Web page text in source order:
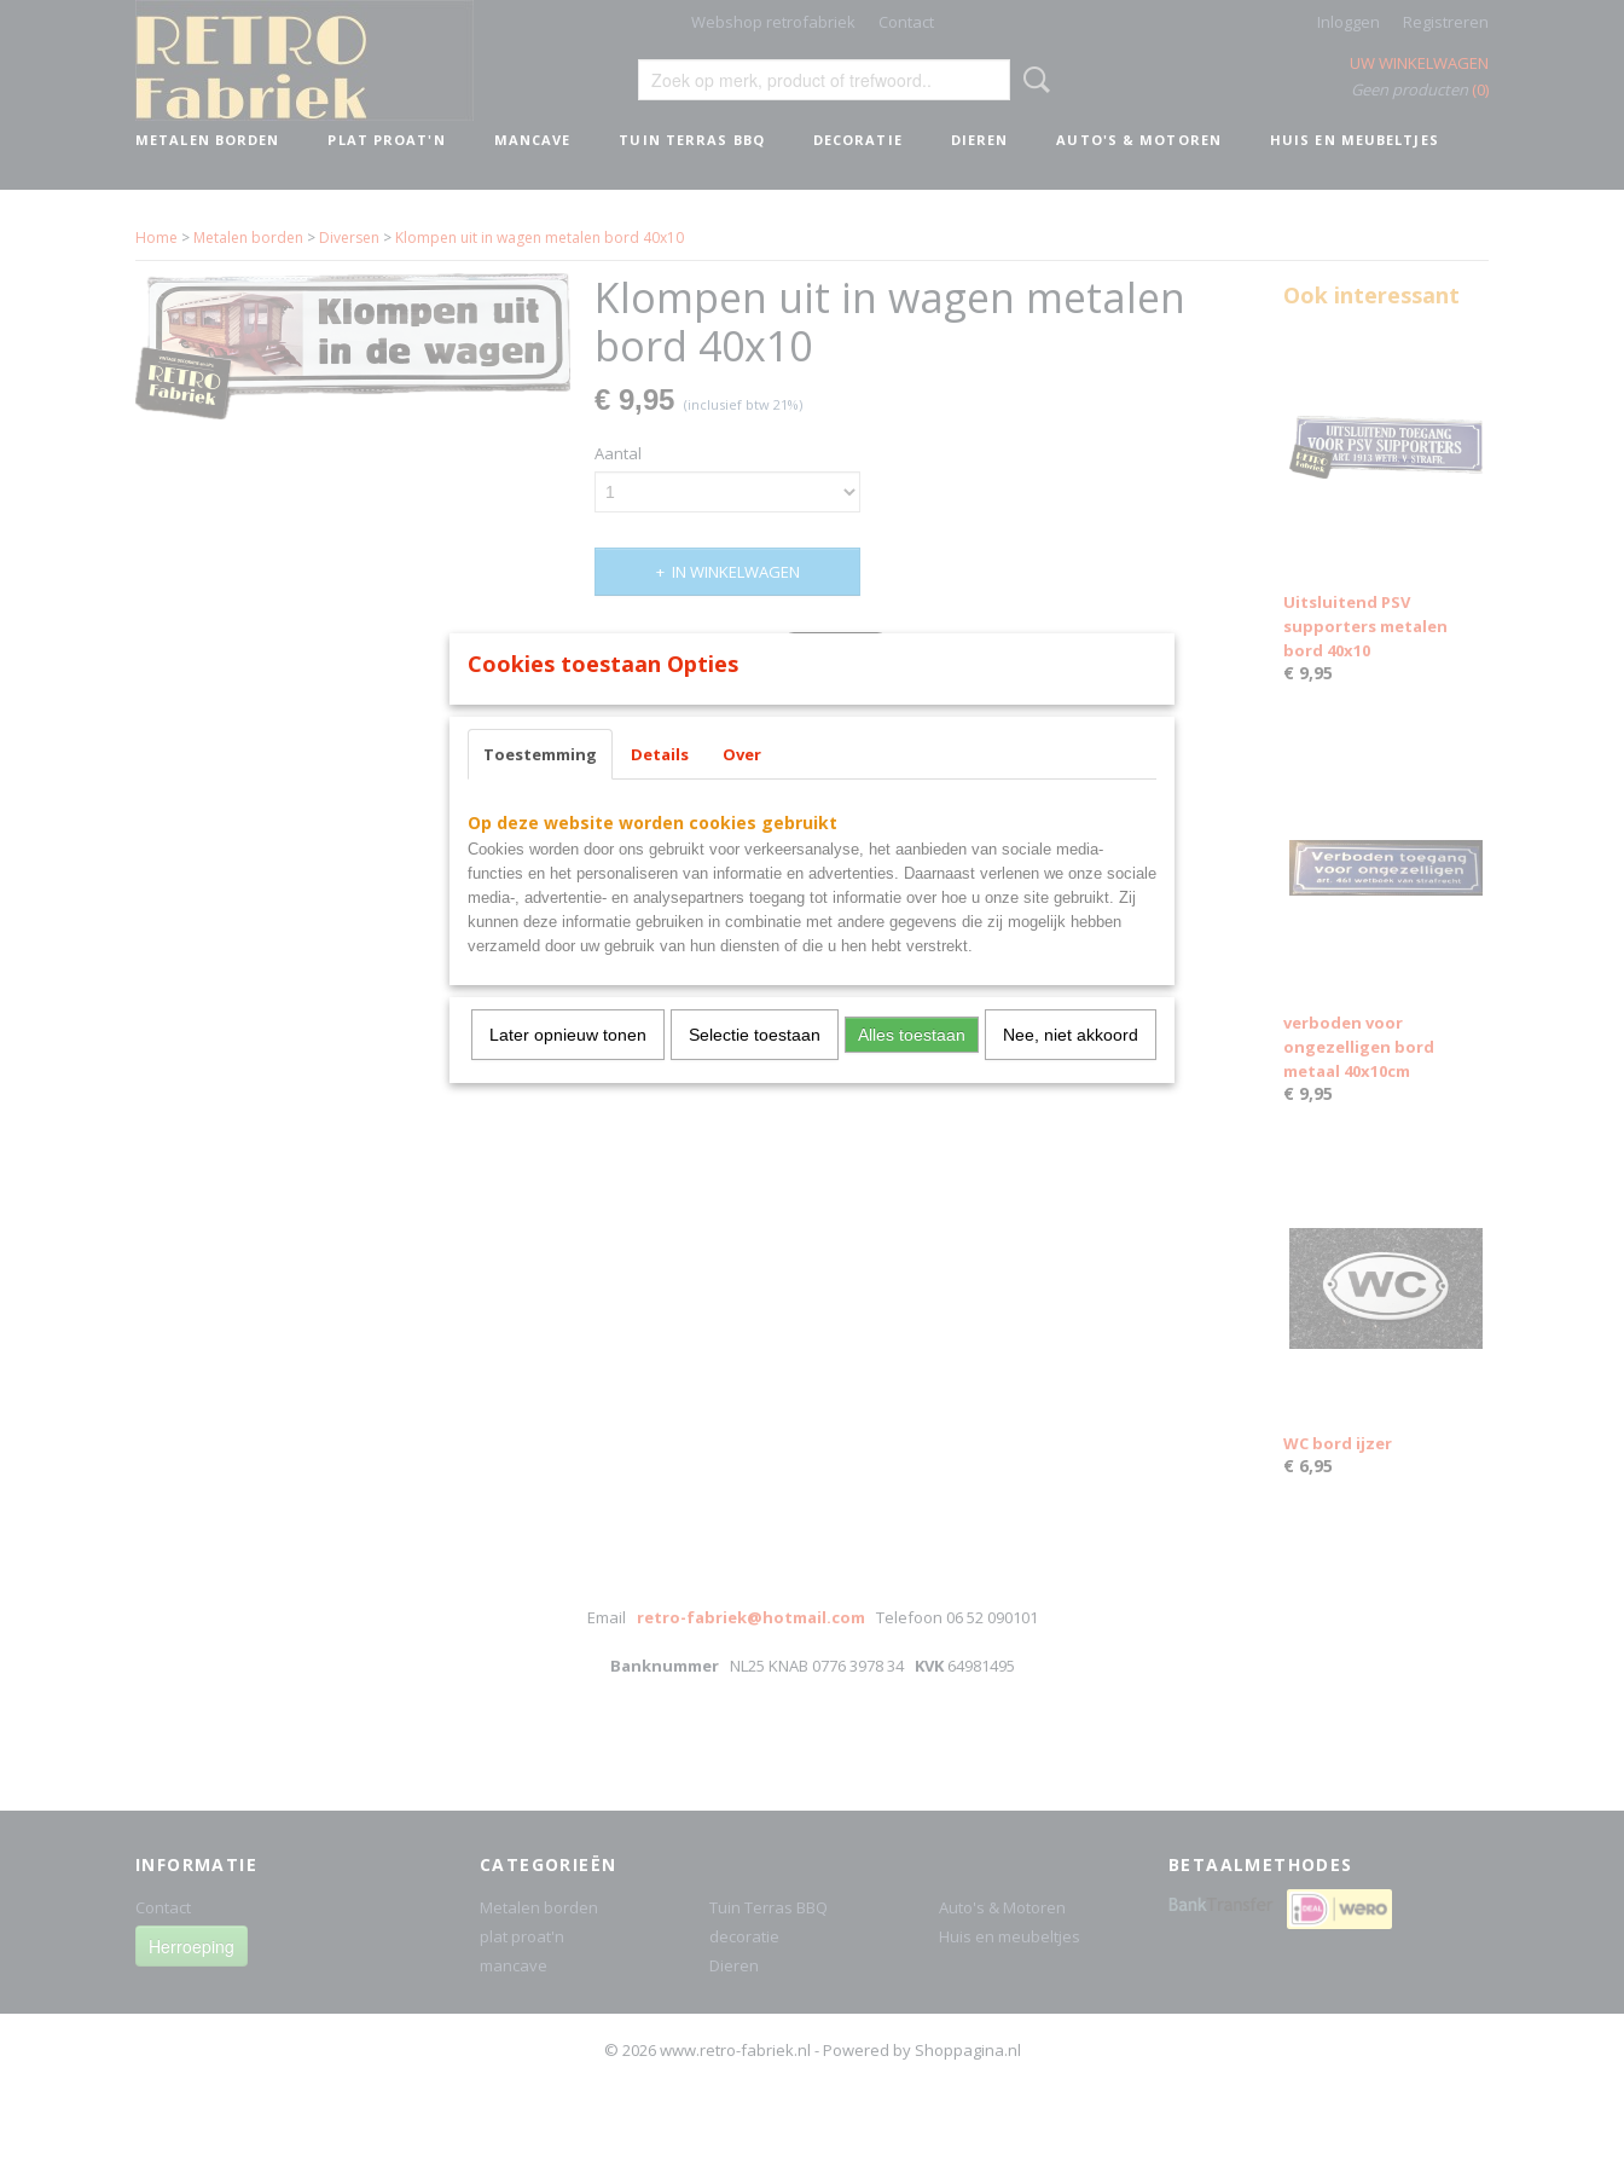
Webshop retrofabriek Contact Inloggen
Registreren
UW WINKELWAGEN
Geen producten (0)
METALEN BORDEN PLAT PROAT'N MANCAVE TUIN TERRAS BBQ DECORATIE DIEREN AUTO'S & MOTOREN HUIS EN MEUBELTJES
Home > Metalen borden > Diversen > Klompen uit in wagen metalen bord 40x10
Klompen uit in wagen metalen
bord 40x10
€ 9,95 (inclusief btw 21%)
Aantal
IN WINKELWAGEN
Ook interessant
Uitsluitend PSV
supporters metalen
bord 40x10
€ 9,95
verboden voor
ongezelligen bord
metaal 40x10cm
€ 9,95
WC bord ijzer
€ 6,95
Email retro-fabriek@hotmail.com Telefoon 06 52 090101
Banknummer NL25 KNAB 0776 3978 34 KVK64981495
INFORMATIE
Contact
Herroeping
CATEGORIEËN
Metalen borden
plat proat'n
mancave
Tuin Terras BBQ
decoratie
Dieren
Auto's & Motoren
Huis en meubeltjes
BETAALMETHODES
© 2026 www.retro-fabriek.nl - Powered by Shoppagina.nl
Cookies toestaan Opties
Toestemming Details Over
Op deze website worden cookies gebruikt
Cookies worden door ons gebruikt voor verkeersanalyse, het aanbieden van sociale media-
functies en het personaliseren van informatie en advertenties. Daarnaast verlenen we onze sociale
media-, advertentie- en analysepartners toegang tot informatie over hoe u onze site gebruikt. Zij
kunnen deze informatie gebruiken in combinatie met andere gegevens die zij mogelijk hebben
verzameld door uw gebruik van hun diensten of die u hen hebt verstrekt.
Later opnieuw tonen Selectie toestaan Alles toestaan Nee, niet akkoord